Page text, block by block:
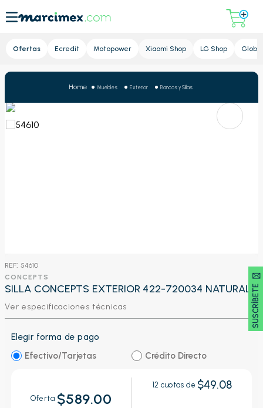
Ofertas Ecredit Motopower Xiaomi Shop LG Shop Global
SUSCRÍBETE 🖂
Muebles Exterior Bancos y Sillas
: 54610
CONCEPTS
SILLA CONCEPTS EXTERIOR 422-720034 NATURAL
Ver especificaciones técnicas
Elegir forma de pago
Efectivo/Tarjetas
Crédito Directo
Oferta $589.00
12 cuotas de $49.08